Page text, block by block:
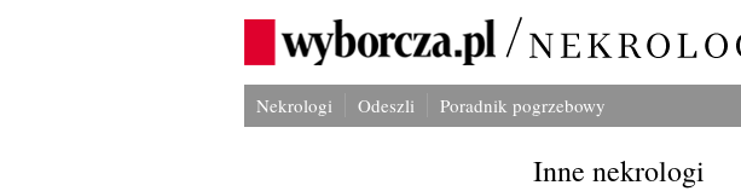
Nekrologi Odeszli Poradnik pogrzebowy
Inne nekrologi